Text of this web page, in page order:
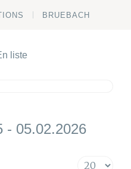
BRUEBACH
liste
- 05.02.2026